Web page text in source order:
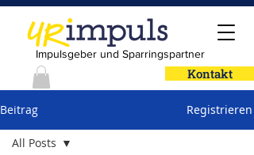
Impulsgeber und Sparringspartner
Kontakt
Beitrag Registrieren
All Posts